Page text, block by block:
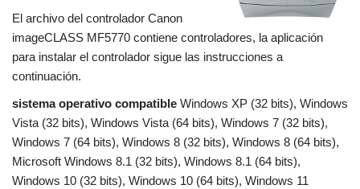
El archivo del controlador Canon
imageCLASS MF5770 contiene controladores, la aplicación
para instalar el controlador sigue las instrucciones a
continuación.
sistema operativo compatible Windows XP (32 bits), Windows
Vista (32 bits), Windows Vista (64 bits), Windows 7 (32 bits),
Windows 7 (64 bits), Windows 8 (32 bits), Windows 8 (64 bits),
Microsoft Windows 8.1 (32 bits), Windows 8.1 (64 bits),
Windows 10 (32 bits), Windows 10 (64 bits), Windows 11